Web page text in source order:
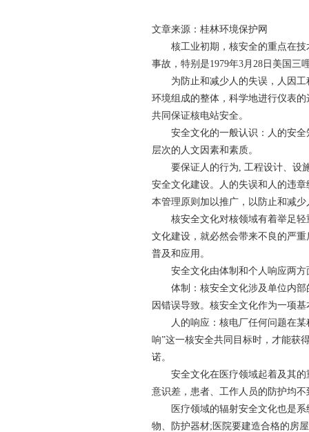
文章来源：桂林环境保护网
核工业初期，核安全的重点在技
事故，特别是1979年3月28日美国三
为防止和减少人的失误，人因工
环境组成的整体，科学地进行仪表
共同保证核电站安全。
安全文化的一般认识：人的安全
层次的人文因素和素质。
要保证人的行为, 工程设计、设施
安全文化建设。人的失误和人的违
本管理原则加以推广，以防止和减少
核安全文化对核领域有着举足轻
文化建设，就必然会带来不良的严
普及和应用。
安全文化由体制和个人响应两方
体制：核安全文化涉及单位内部
因错误导致。核安全文化作为一项
人的响应：核电厂任何问题在某
响”这一核安全共同目标时，才能获
诺。
安全文化在医疗领域起着及其的
意识差，患者、工作人员的防护均
医疗领域的辐射安全文化也是系
物、防护器材;医院要建造合格的房